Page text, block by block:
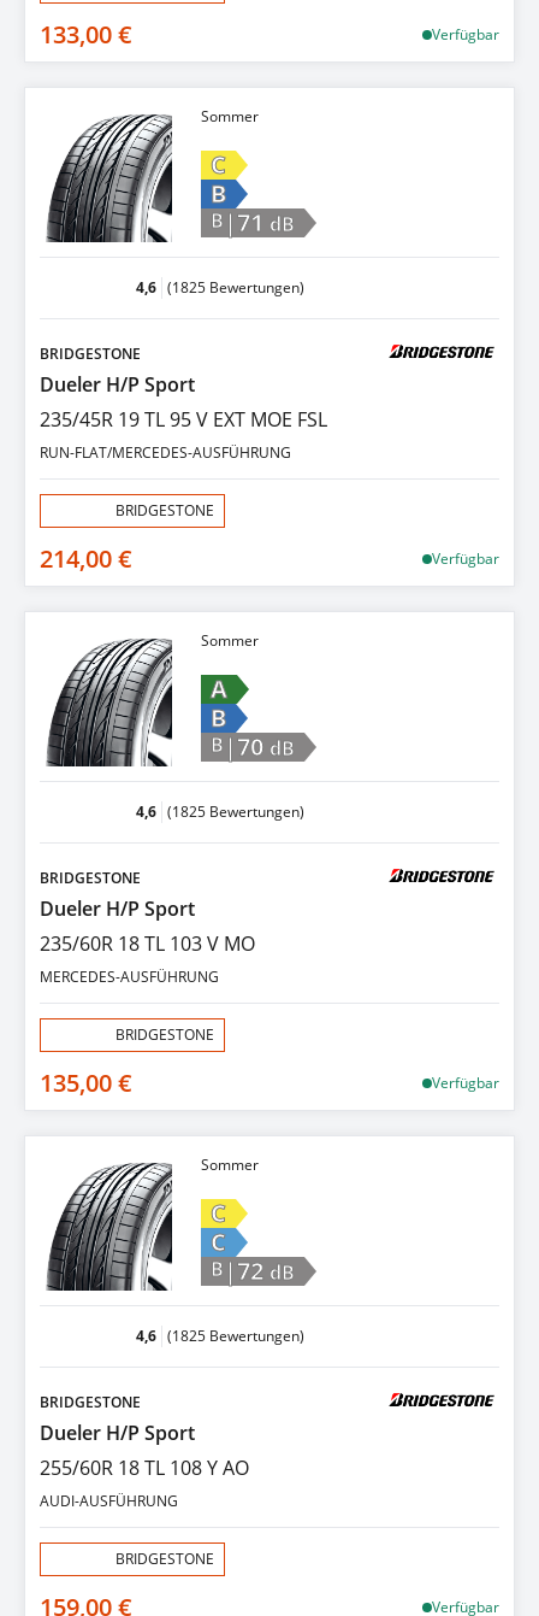
133,00 € Verfügbar
Sommer
C
B
B |71 dB
4,6 (1825 Bewertungen)
BRIDGESTONE
Dueler H/P Sport
235/45R 19 TL 95 V EXT MOE FSL
RUN-FLAT/MERCEDES-AUSFÜHRUNG
BRIDGESTONE
214,00 € Verfügbar
Sommer
A
B
B |70 dB
4,6 (1825 Bewertungen)
BRIDGESTONE
Dueler H/P Sport
235/60R 18 TL 103 V MO
MERCEDES-AUSFÜHRUNG
BRIDGESTONE
135,00 € Verfügbar
Sommer
C
C
B |72 dB
4,6 (1825 Bewertungen)
BRIDGESTONE
Dueler H/P Sport
255/60R 18 TL 108 Y AO
AUDI-AUSFÜHRUNG
BRIDGESTONE
159,00 € Verfügbar